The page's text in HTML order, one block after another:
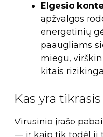
Elgesio
apžvalgos
energetinių
paaugliams
miegu,
kitais
Kas yra
Virusinio įrašo
— ir kaip tik todėl ji